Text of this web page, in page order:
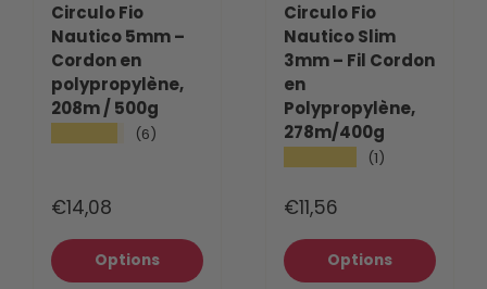
Circulo Fio
Nautico 5mm –
Cordon en
polypropylène,
208m / 500g
(6)
€14,08
Options
Circulo Fio
Nautico Slim
3mm – Fil Cordon
en
Polypropylène,
278m/400g
(1)
€11,56
Options